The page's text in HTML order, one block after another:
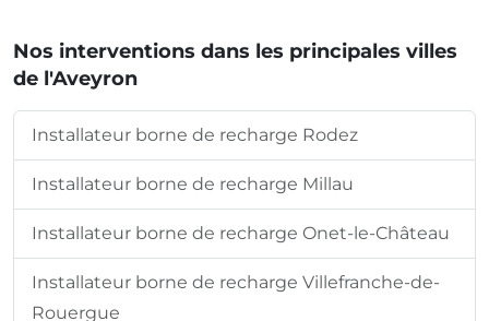
Nos interventions dans les principales villes
de l'Aveyron
Installateur borne de recharge Rodez
Installateur borne de recharge Millau
Installateur borne de recharge Onet-le-Château
Installateur borne de recharge Villefranche-de-
Rouergue